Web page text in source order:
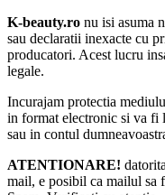
K-beauty.ro nu isi asuma
sau declaratii inexacte cu
producatori. Acest lucru
legale.
Incurajam protectia
in format electronic si va fi
sau in contul
ATENTIONARE!
mail, e posibil ca mailul sa